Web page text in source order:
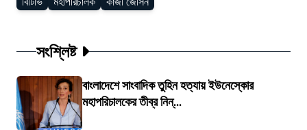
সংশ্লিষ্ট
বাংলাদেশে সাংবাদিক তুহিন হত্যায় ইউনেস্কোর
মহাপরিচালকের তীব্র নিন্...